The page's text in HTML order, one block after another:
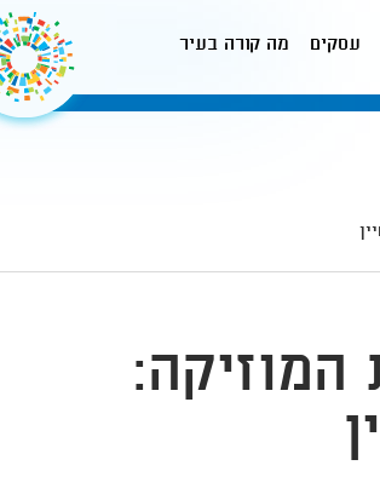
עסקים מה קורה בעיר
המוזיקה: